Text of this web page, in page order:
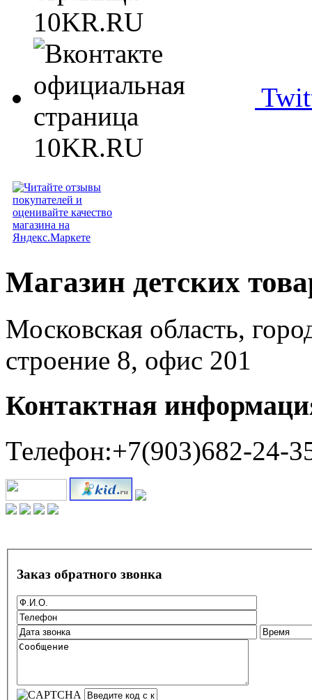
Магазин детских
Московская область,
строение 8, офис 201
Контактная
Телефон:+7(903)682-24-
Заказ обратного звонка